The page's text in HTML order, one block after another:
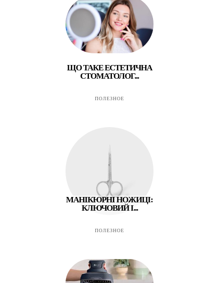
ЩО ТАКЕ ЕСТЕТИЧНА
СТОМАТОЛОГ...
ПОЛЕЗНОЕ
МАНІКЮРНІ НОЖИЦІ:
КЛЮЧОВИЙ І...
ПОЛЕЗНОЕ